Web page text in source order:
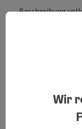
Beschreibung
Wir